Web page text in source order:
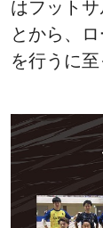
はフット
とから、
を行うに至